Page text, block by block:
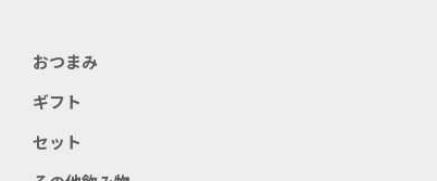
おつまみ
ギフト
セット